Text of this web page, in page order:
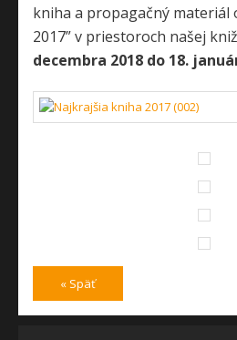
kniha a propagačný materiál
2017” v priestoroch našej
decembra 2018 do 18.
« Späť